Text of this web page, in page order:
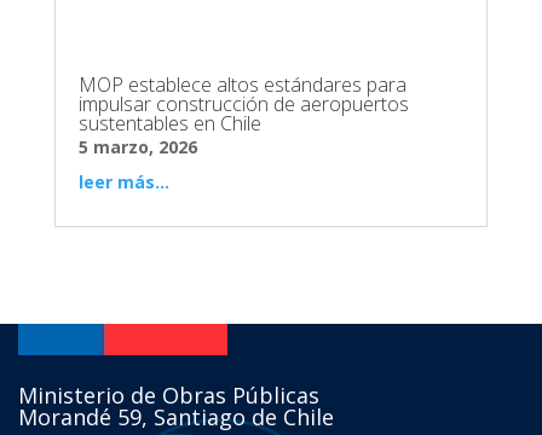
MOP establece altos estándares para
impulsar construcción de aeropuertos
sustentables en Chile
5 marzo, 2026
leer más...
Ministerio de Obras Públicas
Morandé 59, Santiago de Chile